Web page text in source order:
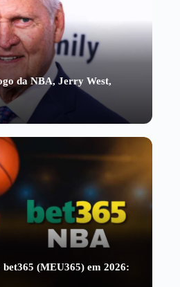
da NBA, Jerry West,
(MEU365) em 2026: